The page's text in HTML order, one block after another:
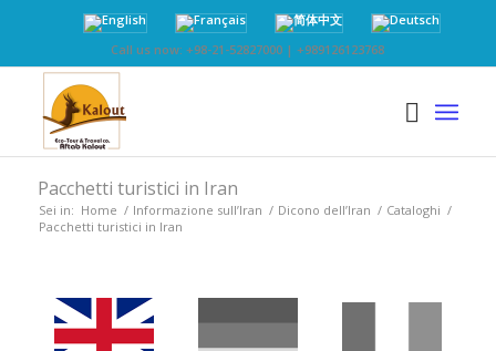
Call us now: +98-21-52827000 | +989126123768
Pacchetti turistici in Iran
Sei in: Home / Informazione sull’Iran / Dicono dell’Iran / Cataloghi /
Pacchetti turistici in Iran